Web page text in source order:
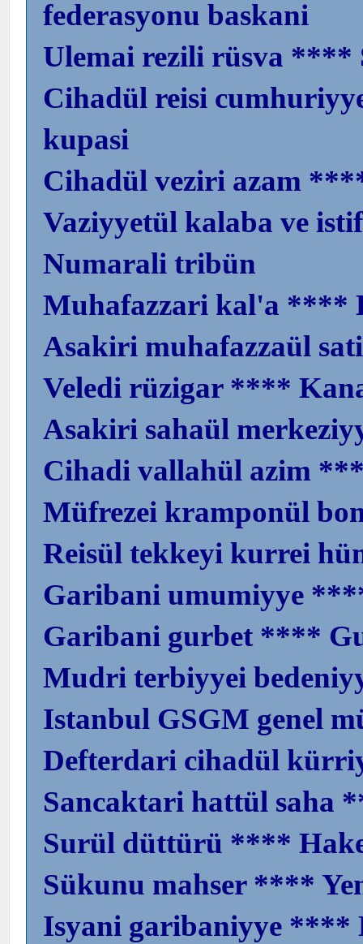
federasyonu baskani
Ulemai rezili rüsva ****
Cihadül reisi
kupasi
Cihadül veziri azam
Vaziyyetül kalaba ve
Numarali tribün
Muhafazzari kal'a ****
Asakiri muhafazzaül
Veledi rüzigar ****
Asakiri sahaül
Cihadi vallahül azim
Müfrezei kramponül
Reisül tekkeyi kurrei
Garibani umumiyye
Garibani gurbet ****
Mudri terbiyyei
Istanbul GSGM genel
Defterdari cihadül
Sancaktari hattül saha
Surül düttürü ****
Sükunu mahser ****
Isyani garibaniyye ****